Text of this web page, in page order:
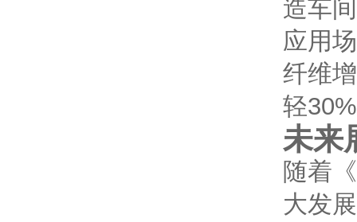
造车
应用
纤维
轻
未来
随着
大发